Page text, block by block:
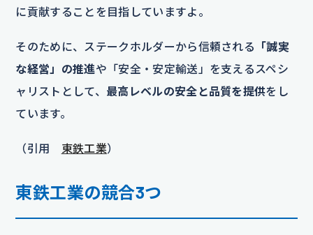
に貢献することを目指していますよ。
そのために、ステークホルダーから信頼される
「誠実
な経営」の推進や「安全・安定輸送」を支えるスペシ
ャリストとして、 最高レベルの安全と品質を提供をし
ています。
（引用 東鉄工業）
東鉄工業の競合3つ